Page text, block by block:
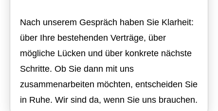
Nach unserem Gespräch haben Sie Klarheit:
über Ihre bestehenden Verträge, über
mögliche Lücken und über konkrete nächste
Schritte. Ob Sie dann mit uns
zusammenarbeiten möchten, entscheiden Sie
in Ruhe. Wir sind da, wenn Sie uns brauchen.